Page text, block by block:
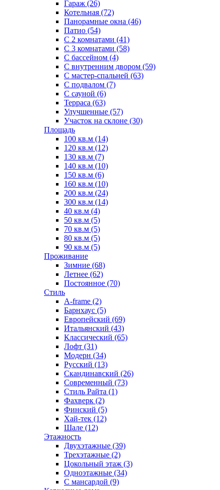
Гараж (26)
Котельная (72)
Панорамные окна (46)
Патио (54)
С 2 комнатами (41)
С 3 комнатами (58)
С бассейном (4)
С внутренним двором (59)
С мастер-спальней (63)
С подвалом (7)
С сауной (6)
Терраса (63)
Улучшенные (57)
Участок на склоне (30)
Площадь
100 кв.м (14)
120 кв.м (12)
130 кв.м (7)
140 кв.м (10)
150 кв.м (6)
160 кв.м (10)
200 кв.м (24)
300 кв.м (14)
40 кв.м (4)
50 кв.м (5)
70 кв.м (5)
80 кв.м (5)
90 кв.м (5)
Проживание
Зимние (68)
Летнее (62)
Постоянное (70)
Стиль
A-frame (2)
Барнхаус (5)
Европейский (69)
Итальянский (43)
Классический (65)
Лофт (31)
Модерн (34)
Русский (13)
Скандинавский (26)
Современный (73)
Стиль Райта (1)
Фахверк (2)
Финский (5)
Хай-тек (12)
Шале (12)
Этажность
Двухэтажные (39)
Трехэтажные (2)
Цокольный этаж (3)
Одноэтажные (34)
С мансардой (9)